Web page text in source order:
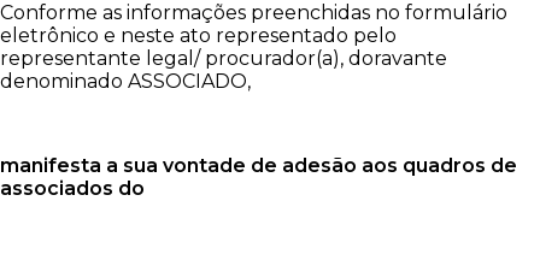
Conforme as informações preenchidas no formulário
eletrônico e neste ato representado pelo
representante legal/ procurador(a), doravante
denominado ASSOCIADO,
manifesta a sua vontade de adesão aos quadros de
associados do